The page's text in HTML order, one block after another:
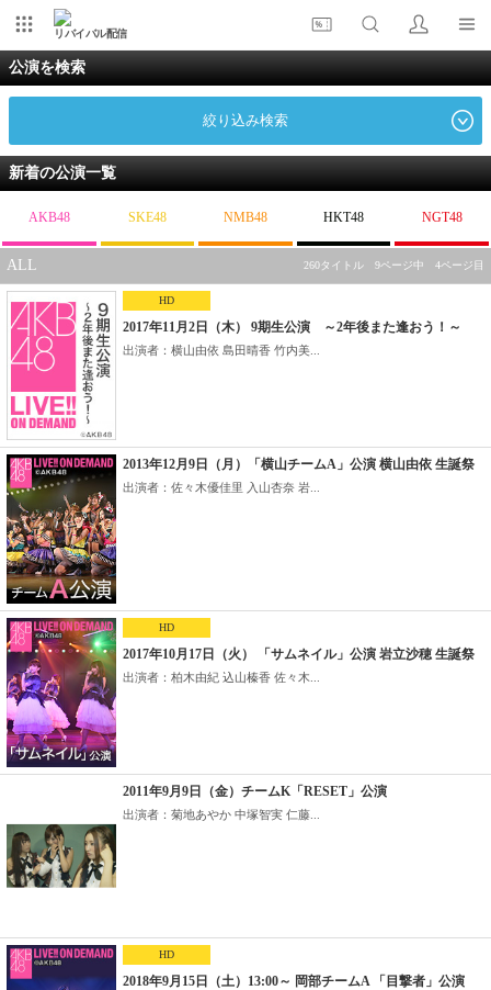
リバイバル配信
公演を検索
絞り込み検索
新着の公演一覧
AKB48 SKE48 NMB48 HKT48 NGT48
ALL 260タイトル 9ページ中 4ページ目
HD
2017年11月2日（木） 9期生公演 ～2年後また逢おう！～
出演者：横山由依 島田晴香 竹内美...
2013年12月9日（月）「横山チームA」公演 横山由依 生誕祭
出演者：佐々木優佳里 入山杏奈 岩...
HD
2017年10月17日（火） 「サムネイル」公演 岩立沙穂 生誕祭
出演者：柏木由紀 込山榛香 佐々木...
2011年9月9日（金）チームK「RESET」公演
出演者：菊地あやか 中塚智実 仁藤...
HD
2018年9月15日（土）13:00～ 岡部チームA 「目撃者」公演